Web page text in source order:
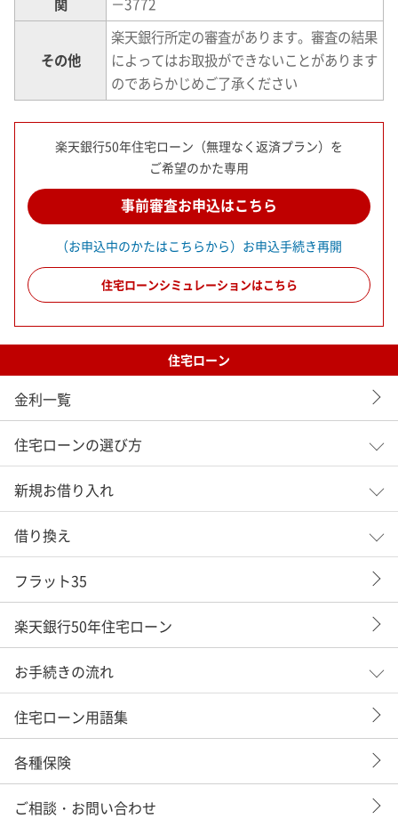
その他
楽天銀行所定の審査があります。審査の結果
によってはお取扱ができないことがあります
のであらかじめご了承ください
楽天銀行50年住宅ローン（無理なく返済プラン）を
ご希望のかた専用
事前審査お申込はこちら
（お申込中のかたはこちらから）お申込手続き再開
住宅ローンシミュレーションはこちら
住宅ローン
金利一覧
住宅ローンの選び方
新規お借り入れ
借り換え
フラット35
楽天銀行50年住宅ローン
お手続きの流れ
住宅ローン用語集
各種保険
ご相談・お問い合わせ